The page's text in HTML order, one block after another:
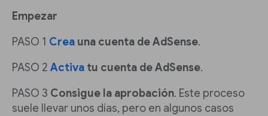
Empezar
PASO 1 Crea una cuenta de AdSense.
PASO 2 Activa tu cuenta de AdSense.
PASO 3 Consigue la aprobación. Este proceso
suele llevar unos días, pero en algunos casos